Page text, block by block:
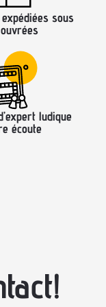
sous
ludique
écoute